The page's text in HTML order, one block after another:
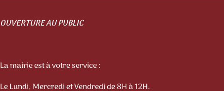
OUVERTURE AU PUBLIC
La mairie est à votre service :
Le Lundi, Mercredi et Vendredi de 8H à 12H.